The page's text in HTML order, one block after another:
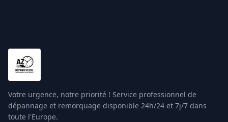
Votre urgence, notre priorité ! Service professionnel de
dépannage et remorquage disponible 24h/24 et 7j/7 dans
toute l'Europe.